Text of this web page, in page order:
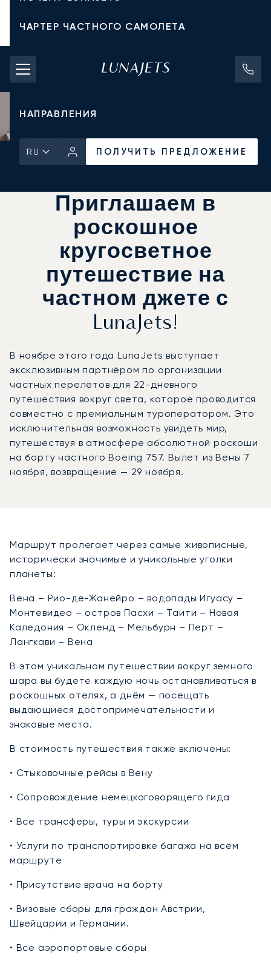
ЧАРТЕР ЧАСТНОГО САМОЛЕТА
СТОИМОСТЬ ЧАРТЕРА
ЧАСТНЫЕ САМОЛЕТЫ
НАПРАВЛЕНИЯ
RU
ПОЛУЧИТЬ ПРЕДЛОЖЕНИЕ
ПОЛУЧИТЬ ПРЕДЛОЖЕНИЕ
Приглашаем в
роскошное
кругосветное
путешествие на
частном джете с
LunaJets!
В ноябре этого года LunaJets выступает
эксклюзивным партнёром по организации
частных перелётов для 22-дневного
путешествия вокруг света, которое проводится
совместно с премиальным туроператором. Это
исключительная возможность увидеть мир,
путешествуя в атмосфере абсолютной роскоши
на борту частного Boeing 757. Вылет из Вены 7
ноября, возвращение — 29 ноября.
Маршрут пролегает через самые живописные,
исторически значимые и уникальные уголки
планеты:
Вена – Рио-де-Жанейро – водопады Игуасу –
Монтевидео – остров Пасхи – Таити – Новая
Каледония – Окленд – Мельбурн – Перт –
Лангкави – Вена
В этом уникальном путешествии вокруг земного
шара вы будете каждую ночь останавливаться в
роскошных отелях, а днём — посещать
выдающиеся достопримечательности и
знаковые места.
В стоимость путешествия также включены:
• Стыковочные рейсы в Вену
• Сопровождение немецкоговорящего гида
• Все трансферы, туры и экскурсии
• Услуги по транспортировке багажа на всём
маршруте
• Присутствие врача на борту
• Визовые сборы для граждан Австрии,
Швейцарии и Германии.
• Все аэропортовые сборы